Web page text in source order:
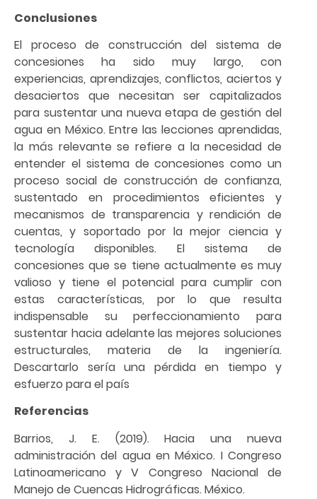
Conclusiones
El proceso de construcción del sistema de
concesiones ha sido muy largo, con
experiencias, aprendizajes, conflictos, aciertos y
desaciertos que necesitan ser capitalizados
para sustentar una nueva etapa de gestión del
agua en México. Entre las lecciones aprendidas,
la más relevante se refiere a la necesidad de
entender el sistema de concesiones como un
proceso social de construcción de confianza,
sustentado en procedimientos eficientes y
mecanismos de transparencia y rendición de
cuentas, y soportado por la mejor ciencia y
tecnología disponibles. El sistema de
concesiones que se tiene actualmente es muy
valioso y tiene el potencial para cumplir con
estas características, por lo que resulta
indispensable su perfeccionamiento para
sustentar hacia adelante las mejores soluciones
estructurales, materia de la ingeniería.
Descartarlo sería una pérdida en tiempo y
esfuerzo para el país
Referencias
Barrios, J. E. (2019). Hacia una nueva
administración del agua en México. I Congreso
Latinoamericano y V Congreso Nacional de
Manejo de Cuencas Hidrográficas. México.